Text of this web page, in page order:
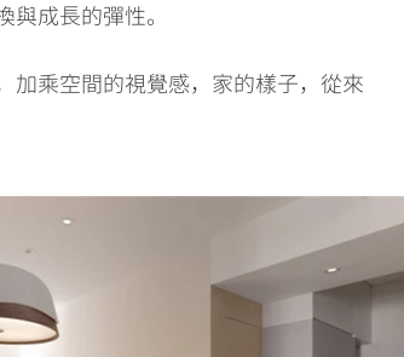
成長的彈性。
加乘空間的視覺感，家的樣子，從來